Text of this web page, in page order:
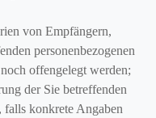
von Empfängern,
personenbezogenen
offengelegt werden;
der Sie betreffenden
falls konkrete Angaben